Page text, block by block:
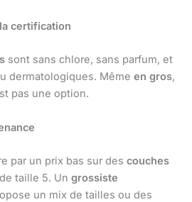
certification
sont sans chlore, sans parfum, et
dermatologiques. Même en gros,
pas une option.
par un prix bas sur des couches
taille 5. Un grossiste
un mix de tailles ou des